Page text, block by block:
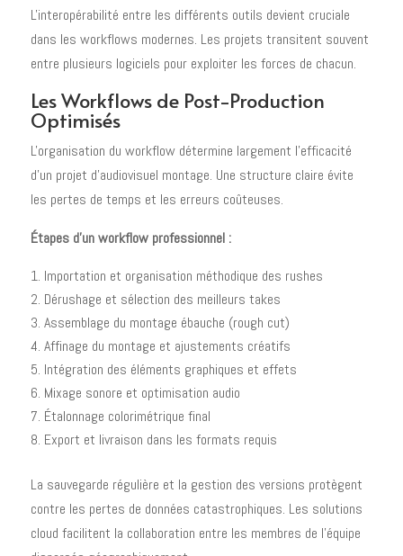
L'interopérabilité entre les différents outils devient cruciale
dans les workflows modernes. Les projets transitent souvent
entre plusieurs logiciels pour exploiter les forces de chacun.
Les Workflows de Post-Production
Optimisés
L'organisation du workflow détermine largement l'efficacité
d'un projet d'audiovisuel montage. Une structure claire évite
les pertes de temps et les erreurs coûteuses.
Étapes d'un workflow professionnel :
Importation et organisation méthodique des rushes
Dérushage et sélection des meilleurs takes
Assemblage du montage ébauche (rough cut)
Affinage du montage et ajustements créatifs
Intégration des éléments graphiques et effets
Mixage sonore et optimisation audio
Étalonnage colorimétrique final
Export et livraison dans les formats requis
La sauvegarde régulière et la gestion des versions protègent
contre les pertes de données catastrophiques. Les solutions
cloud facilitent la collaboration entre les membres de l'équipe